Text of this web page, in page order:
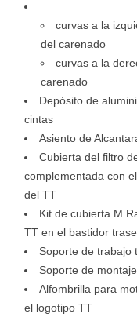
curvas a la
del carenado
curvas a la
carenado
Depósito de
cintas
Asiento de
Cubierta del filtro
complementada con
del TT
Kit de cubierta M
TT en el bastidor
Soporte de trabajo
Soporte de montaje
Alfombrilla para
el logotipo TT